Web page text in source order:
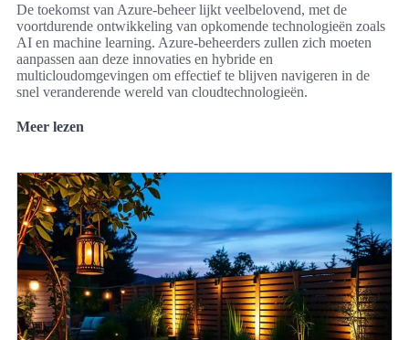
De toekomst van Azure-beheer lijkt veelbelovend, met de
voortdurende ontwikkeling van opkomende technologieën zoals
AI en machine learning. Azure-beheerders zullen zich moeten
aanpassen aan deze innovaties en hybride en
multicloudomgevingen om effectief te blijven navigeren in de
snel veranderende wereld van cloudtechnologieën.
Meer lezen